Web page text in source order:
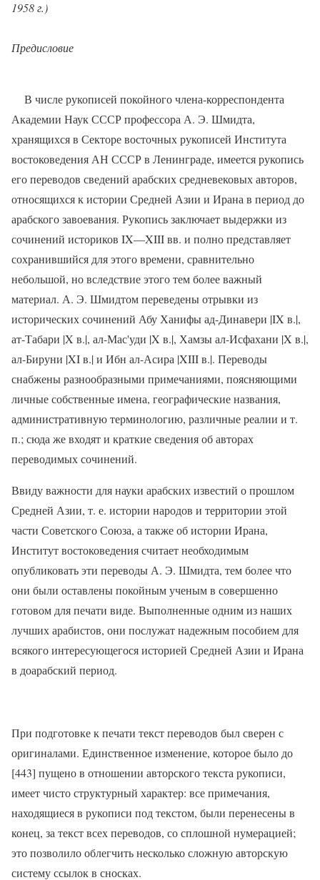
1958 г.)
Предисловие
В числе рукописей покойного члена-корреспондента
Академии Наук СССР профессора А. Э. Шмидта,
хранящихся в Секторе восточных рукописей Института
востоковедения АН СССР в Ленинграде, имеется рукопись
его переводов сведений арабских средневековых авторов,
относящихся к истории Средней Азии и Ирана в период до
арабского завоевания. Рукопись заключает выдержки из
сочинений историков IX—XIII вв. и полно представляет
сохранившийся для этого времени, сравнительно
небольшой, но вследствие этого тем более важный
материал. А. Э. Шмидтом переведены отрывки из
исторических сочинений Абу Ханифы ад-Динавери |IX в.|,
ат-Табари |X в.|, ал-Мас'уди |X в.|, Хамзы ал-Исфахaни |X в.|,
ал-Бируни |XI в.| и Ибн ал-Асира |XIII в.|. Переводы
снабжены разнообразными примечаниями, поясняющими
личные собственные имена, географические названия,
административную терминологию, различные реалии и т.
п.; сюда же входят и краткие сведения об авторах
переводимых сочинений.
Ввиду важности для науки арабских известий о прошлом
Средней Азии, т. е. истории народов и территории этой
части Советского Союза, а также об истории Ирана,
Институт востоковедения считает необходимым
опубликовать эти переводы А. Э. Шмидта, тем более что
они были оставлены покойным ученым в совершенно
готовом для печати виде. Выполненные одним из наших
лучших арабистов, они послужат надежным пособием для
всякого интересующегося историей Средней Азии и Ирана
в доарабский период.
При подготовке к печати текст переводов был сверен с
оригиналами. Единственное изменение, которое было до
[443] пущено в отношении авторского текста рукописи,
имеет чисто структурный характер: все примечания,
находящиеся в рукописи под текстом, были перенесены в
конец, за текст всех переводов, со сплошной нумерацией;
это позволило облегчить несколько сложную авторскую
систему ссылок в сносках.